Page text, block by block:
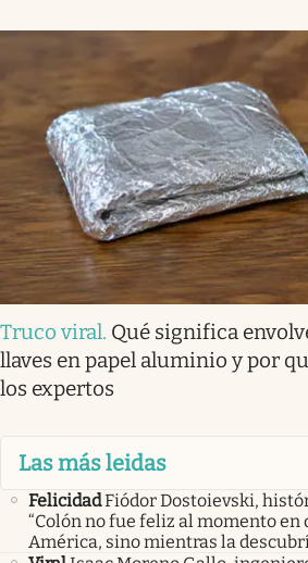
Truco viral. Qué significa
llaves en papel aluminio y por
los expertos
Las más leidas
FelicidadFiódor Dostoievski,
“Colón no fue feliz al momento en
América, sino mientras la